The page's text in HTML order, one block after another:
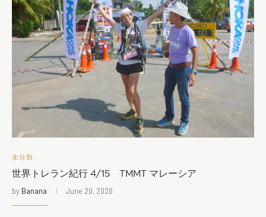
未分類
世界トレラン紀行 4/15 TMMT マレーシア
by Banana June 20, 2026